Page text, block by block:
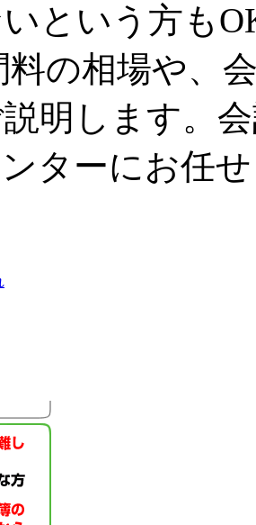
という方も
料の相場や、
明します。
ターにお任